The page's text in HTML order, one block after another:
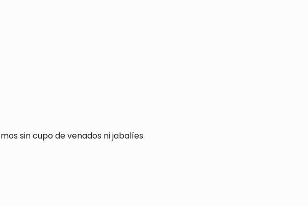
sin cupo de venados ni jabalíes.